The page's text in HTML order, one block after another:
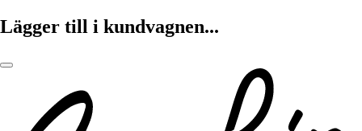
Lägger till i kundvagnen...